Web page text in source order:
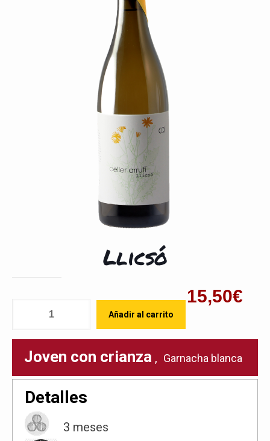
Llicsó
15,50€
Añadir al carrito
Joven con crianza , Garnacha blanca
Detalles
3 meses